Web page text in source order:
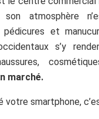
atmosphère
pédicures et
s’y
marché.
votre smartphone,